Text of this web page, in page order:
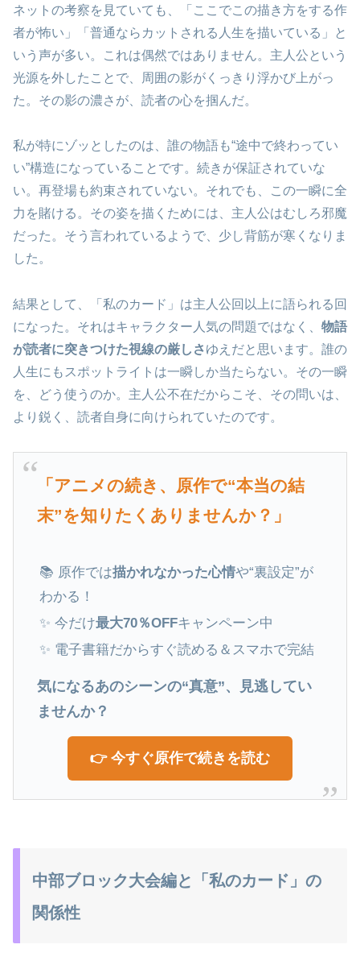
ネットの考察を見ていても、「ここでこの描き方をする作
者が怖い」「普通ならカットされる人生を描いている」と
いう声が多い。これは偶然ではありません。主人公という
光源を外したことで、周囲の影がくっきり浮かび上がっ
た。その影の濃さが、読者の心を掴んだ。
私が特にゾッとしたのは、誰の物語も“途中で終わってい
い”構造になっていることです。続きが保証されていな
い。再登場も約束されていない。それでも、この一瞬に全
力を賭ける。その姿を描くためには、主人公はむしろ邪魔
だった。そう言われているようで、少し背筋が寒くなりま
した。
結果として、「私のカード」は主人公回以上に語られる回
になった。それはキャラクター人気の問題ではなく、 物語
が読者に突きつけた視線の厳しさゆえだと思います。誰の
人生にもスポットライトは一瞬しか当たらない。その一瞬
を、どう使うのか。主人公不在だからこそ、その問いは、
より鋭く、読者自身に向けられていたのです。
「アニメの続き、原作で“本当の結
末”を知りたくありませんか？」
📚 原作では描かれなかった心情や“裏設定”が
わかる！
✨ 今だけ最大70％OFFキャンペーン中
✨ 電子書籍だからすぐ読める＆スマホで完結
気になるあのシーンの“真意”、見逃してい
ませんか？
👉 今すぐ原作で続きを読む
中部ブロック大会編と「私のカード」の
関係性